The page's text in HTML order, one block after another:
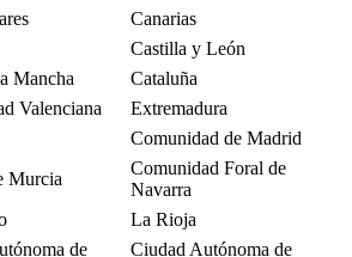
Canarias
Castilla y León
Mancha
Cataluña
Valenciana
Extremadura
Comunidad de Madrid
Murcia
Comunidad Foral de
Navarra
La Rioja
de
Ciudad Autónoma de